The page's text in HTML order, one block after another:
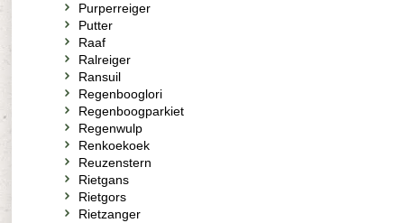
Purperreiger
Putter
Raaf
Ralreiger
Ransuil
Regenbooglori
Regenboogparkiet
Regenwulp
Renkoekoek
Reuzenstern
Rietgans
Rietgors
Rietzanger